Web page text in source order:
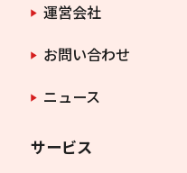
運営会社
お問い合わせ
ニュース
サービス